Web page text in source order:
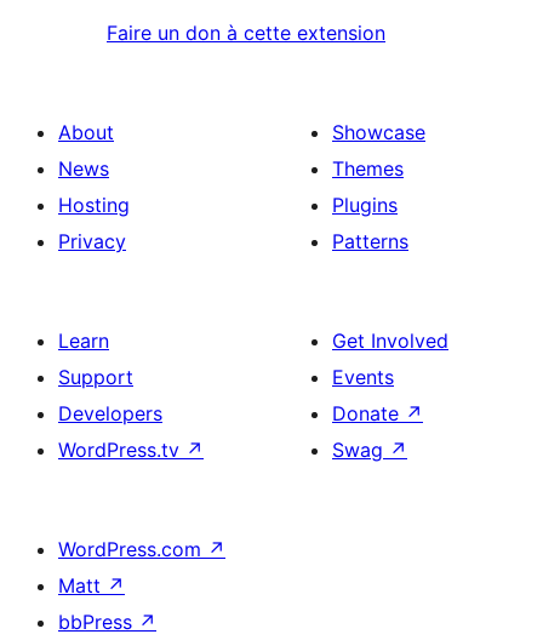
Faire un don à cette extension
About
News
Hosting
Privacy
Showcase
Themes
Plugins
Patterns
Learn
Support
Developers
WordPress.tv ↗
Get Involved
Events
Donate ↗
Swag ↗
WordPress.com ↗
Matt ↗
bbPress ↗